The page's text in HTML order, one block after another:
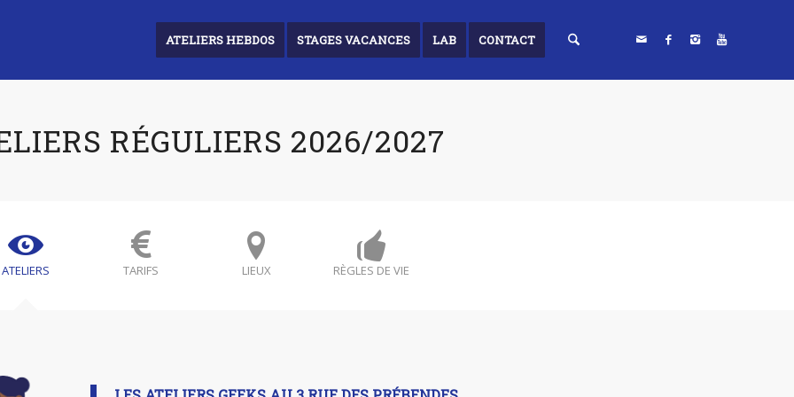
ATELIERS HEBDOS STAGES VACANCES LAB CONTACT
RÉGULIERS 2026/2027
ATELIERS TARIFS LIEUX RÈGLES DE VIE